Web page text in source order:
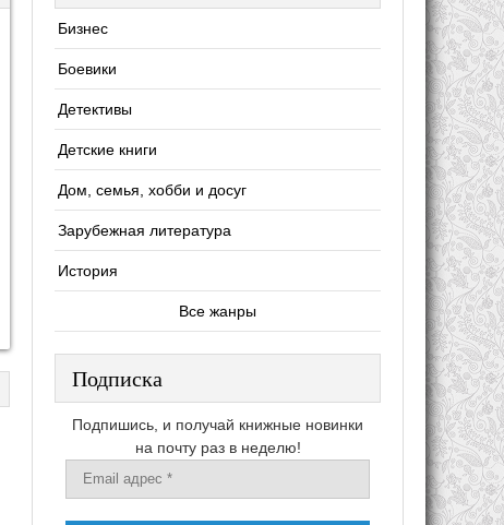
Бизнес
Боевики
Детективы
Детские книги
Дом, семья, хобби и досуг
Зарубежная литература
История
Все жанры
Подписка
Подпишись, и получай книжные новинки
на почту раз в неделю!